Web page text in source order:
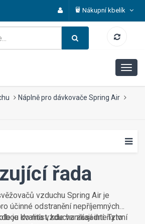
Nákupní kbelík
Náplně pro dávkovače Spring Air
řada
vzduchu Spring Air je
účinné odstranění nepříjemných
je kvalita vzduchu zásadní. Tyto
do míst, kde vznikají intenzivní